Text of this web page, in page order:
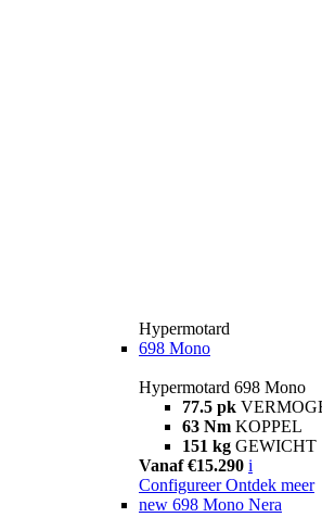
Hypermotard
698 Mono
Hypermotard 698 Mono
77.5 pk
63 Nm KOPPEL
151 kg GEWICHT
Vanaf €15.290 i
Configureer Ontdek meer
new 698 Mono Nera